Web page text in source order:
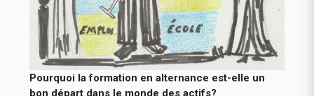
Pourquoi la formation en alternance est-elle un